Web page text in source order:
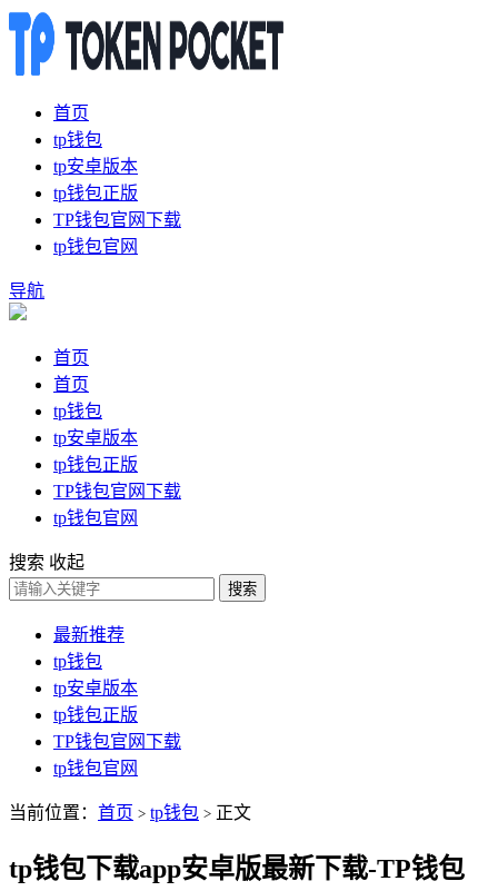
首页
tp钱包
tp安卓版本
tp钱包正版
TP钱包官网下载
tp钱包官网
导航
首页
首页
tp钱包
tp安卓版本
tp钱包正版
TP钱包官网下载
tp钱包官网
搜索 收起
搜索
最新推荐
tp钱包
tp安卓版本
tp钱包正版
TP钱包官网下载
tp钱包官网
当前位置： 首页 > tp钱包 > 正文
tp钱包下载app安卓版最新下载-TP钱包